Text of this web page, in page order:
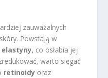
zauważalnych
Powstają w
elastyny, co osłabia jej
warto sięgać
retinoidy oraz